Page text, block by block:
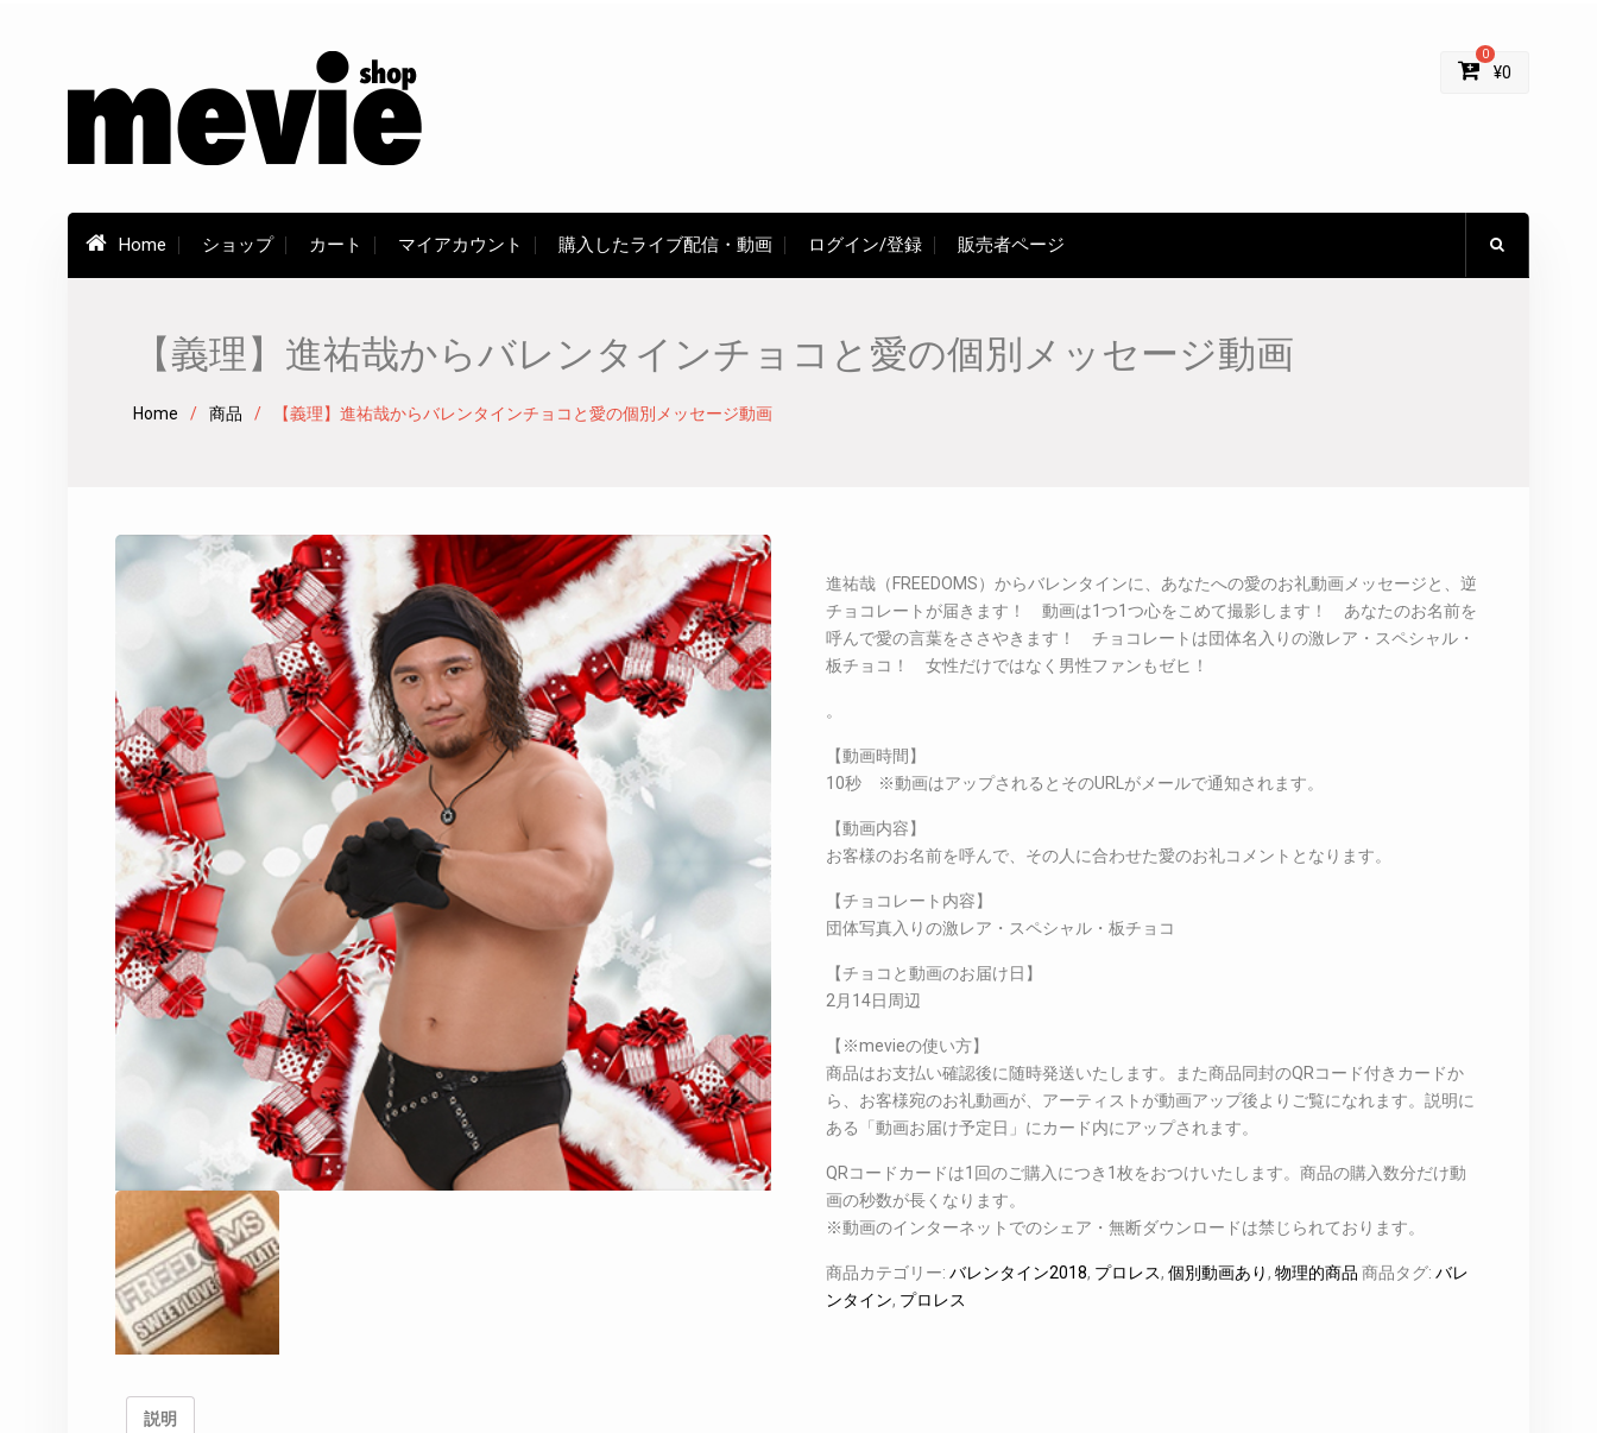
0
¥0
Home ショップ カート マイアカウント 購入したライブ配信・動画 ログイン/登録 販売者ページ
【義理】進祐哉からバレンタインチョコと愛の個別メッセージ動画
Home 商品 【義理】進祐哉からバレンタインチョコと愛の個別メッセージ動画
進祐哉（FREEDOMS）からバレンタインに、あなたへの愛のお礼動画メッセージと、逆
チョコレートが届きます！ 動画は1つ1つ心をこめて撮影します！ あなたのお名前を
呼んで愛の言葉をささやきます！ チョコレートは団体名入りの激レア・スペシャル・
板チョコ！ 女性だけではなく男性ファンもゼヒ！
。
【動画時間】
10秒 ※動画はアップされるとそのURLがメールで通知されます。
【動画内容】
お客様のお名前を呼んで、その人に合わせた愛のお礼コメントとなります。
【チョコレート内容】
団体写真入りの激レア・スペシャル・板チョコ
【チョコと動画のお届け日】
2月14日周辺
【※mevieの使い方】
商品はお支払い確認後に随時発送いたします。また商品同封のQRコード付きカードか
ら、お客様宛のお礼動画が、アーティストが動画アップ後よりご覧になれます。説明に
ある「動画お届け予定日」にカード内にアップされます。
QRコードカードは1回のご購入につき1枚をおつけいたします。商品の購入数分だけ動
画の秒数が長くなります。
※動画のインターネットでのシェア・無断ダウンロードは禁じられております。
商品カテゴリー: バレンタイン2018, プロレス, 個別動画あり, 物理的商品 商品タグ: バレ
ンタイン, プロレス
説明